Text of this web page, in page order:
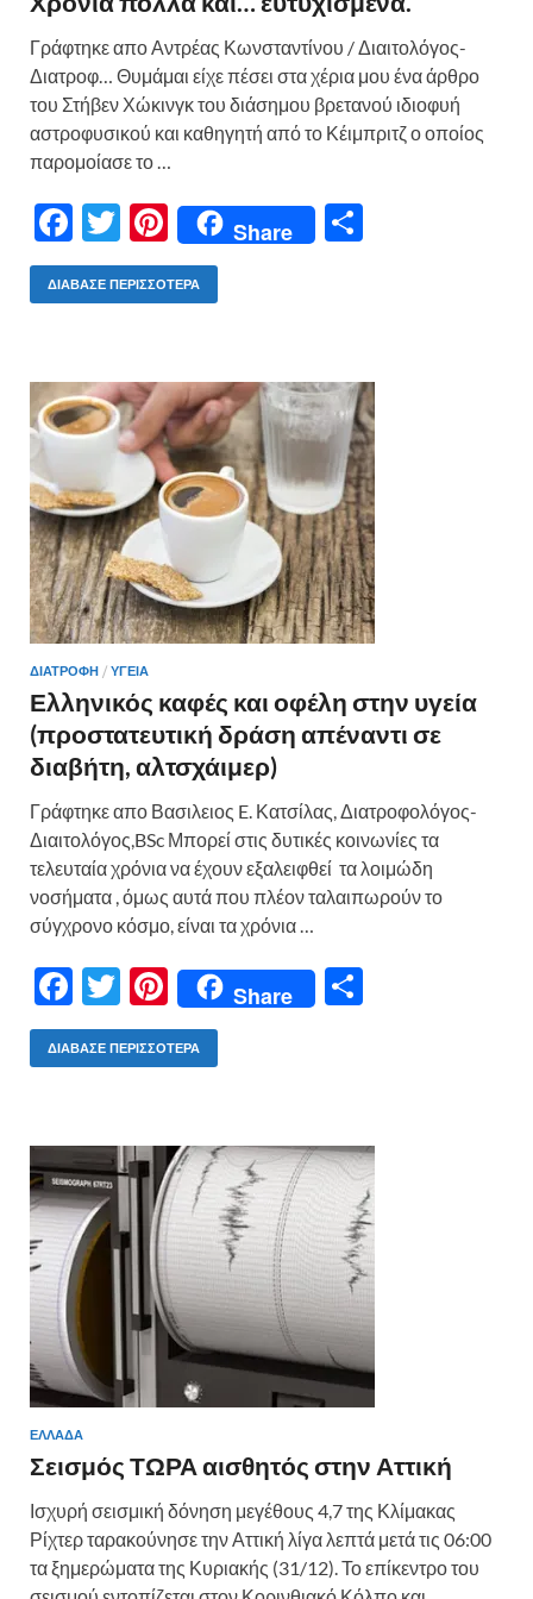
Γράφτηκε απο Αντρέας Κωνσταντίνου / Διαιτολόγος-
Διατροφ… Θυμάμαι είχε πέσει στα χέρια μου ένα άρθρο
του Στήβεν Χώκινγκ του διάσημου βρετανού ιδιοφυή
αστροφυσικού και καθηγητή από το Κέιμπριτζ ο οποίος
παρομοίασε το …
F
ac
e
o
o
k
T
w
itt
Pi
nt
er
t
Share
σ
τε
ίτ
ε
ΔΙΆΒΑΣΕ ΠΕΡΙΣΣΌΤΕΡΑ
ΔΙΑΤΡΟΦΗ / ΥΓΕΙΑ
Ελληνικός καφές και οφέλη στην υγεία
(προστατευτική δράση απέναντι σε
διαβήτη, αλτσχάιμερ)
Γράφτηκε απο Βασιλειος E. Κατσίλας, Διατροφολόγος-
Διαιτολόγος,BSc Μπορεί στις δυτικές κοινωνίες τα
τελευταία χρόνια να έχουν εξαλειφθεί τα λοιμώδη
νοσήματα , όμως αυτά που πλέον ταλαιπωρούν το
σύγχρονο κόσμο, είναι τα χρόνια …
F
ac
e
o
o
k
T
w
itt
Pi
nt
er
t
Share
σ
τε
ίτ
ε
ΔΙΆΒΑΣΕ ΠΕΡΙΣΣΌΤΕΡΑ
ΕΛΛΑΔΑ
Σεισμός ΤΩΡΑ αισθητός στην Αττική
Ισχυρή σεισμική δόνηση μεγέθους 4,7 της Κλίμακας
Ρίχτερ ταρακούνησε την Αττική λίγα λεπτά μετά τις 06:00
τα ξημερώματα της Κυριακής (31/12). Το επίκεντρο του